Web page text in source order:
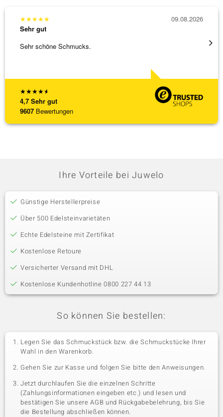
★★★★★
4,7 Sehr gut
9607 Bewertungen
★★★★★
Sehr gut
Sehr schöne Schmucks.
09.08.2026
Ihre Vorteile bei Juwelo
Günstige Herstellerpreise
Über 500 Edelsteinvarietäten
Echte Edelsteine mit Zertifikat
Kostenlose Retoure
Versicherter Versand mit DHL
Kostenlose Kundenhotline 0800 227 44 13
So können Sie bestellen:
Legen Sie das Schmuckstück bzw. die Schmuckstücke Ihrer
Wahl in den Warenkorb.
Gehen Sie zur Kasse und folgen Sie bitte den Anweisungen.
Jetzt durchlaufen Sie die einzelnen Schritte
(Zahlungsinformationen eingeben etc.) und lesen und
bestätigen Sie unsere AGB und Rückgabebelehrung, bis Sie
die Bestellung abschließen können.